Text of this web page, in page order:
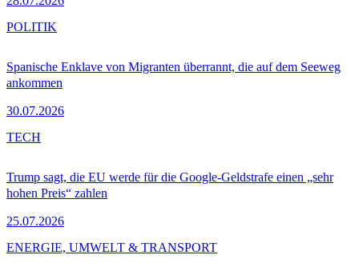
Spanische Enklave von Migranten überrannt, die auf dem Seeweg
ankommen
30.07.2026
POLITIK
Trump sagt, die EU werde für die Google-Geldstrafe einen „sehr
hohen Preis“ zahlen
25.07.2026
TECH
ENERGIE, UMWELT & TRANSPORT